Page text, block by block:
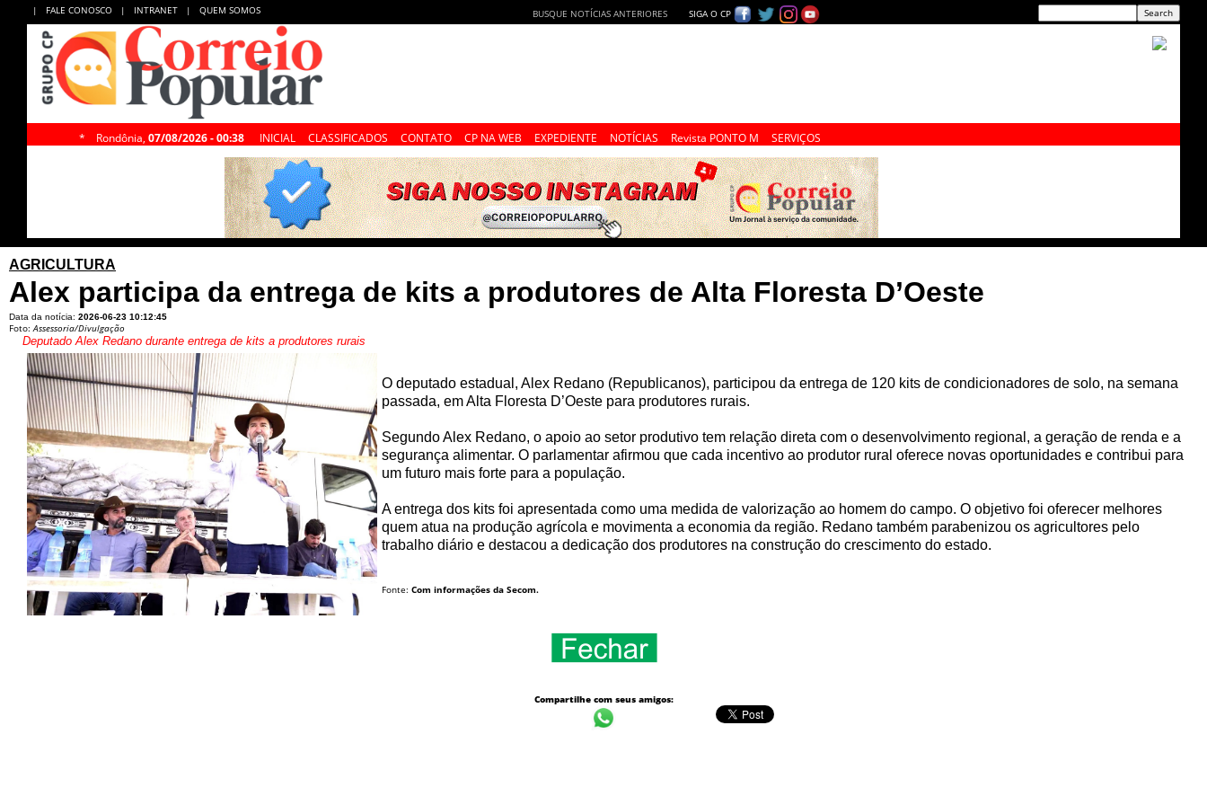
| FALE CONOSCO | INTRANET | QUEM SOMOS BUSQUE NOTÍCIAS ANTERIORES SIGA O CP
* Rondônia, 07/08/2026 - 00:38 INICIAL CLASSIFICADOS CONTATO CP NA WEB EXPEDIENTE NOTÍCIAS Revista PONTO M SERVIÇOS
AGRICULTURA
Alex participa da entrega de kits a produtores de Alta Floresta D’Oeste
Data da notícia: 2026-06-23 10:12:45
Foto:Assessoria/Divulgação
Deputado Alex Redano durante entrega de kits a produtores rurais
O deputado estadual, Alex Redano (Republicanos), participou da entrega de 120 kits de condicionadores de solo, na semana
passada, em Alta Floresta D’Oeste para produtores rurais.
Segundo Alex Redano, o apoio ao setor produtivo tem relação direta com o desenvolvimento regional, a geração de renda e a
segurança alimentar. O parlamentar afirmou que cada incentivo ao produtor rural oferece novas oportunidades e contribui para
um futuro mais forte para a população.
A entrega dos kits foi apresentada como uma medida de valorização ao homem do campo. O objetivo foi oferecer melhores
quem atua na produção agrícola e movimenta a economia da região. Redano também parabenizou os agricultores pelo
trabalho diário e destacou a dedicação dos produtores na construção do crescimento do estado.
Fonte: Com informações da Secom.
Compartilhe com seus amigos: